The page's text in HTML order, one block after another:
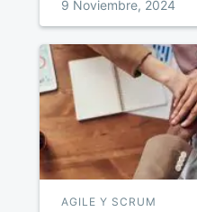
9 Noviembre, 2024
AGILE Y SCRUM